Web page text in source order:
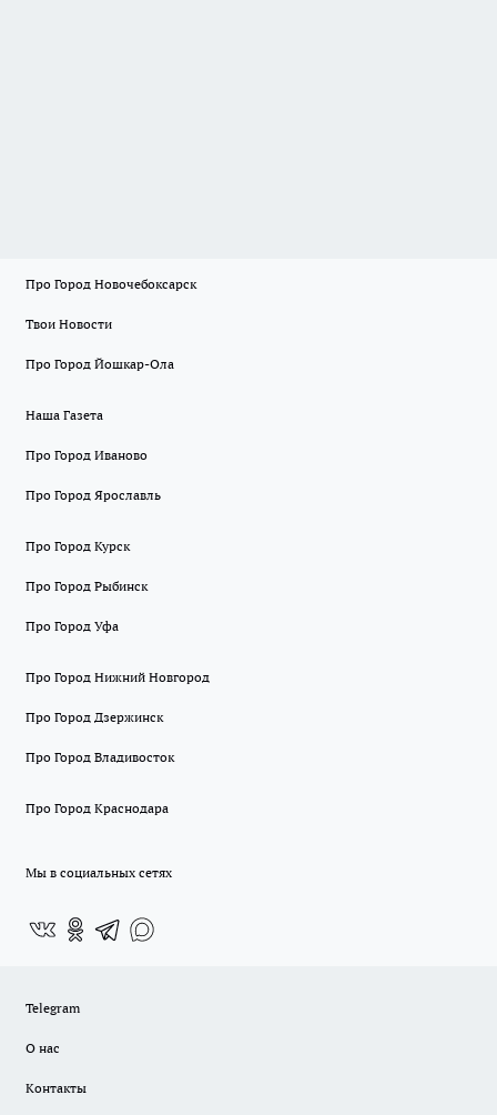
Про Город Новочебоксарск
Твои Новости
Про Город Йошкар-Ола
Наша Газета
Про Город Иваново
Про Город Ярославль
Про Город Курск
Про Город Рыбинск
Про Город Уфа
Про Город Нижний Новгород
Про Город Дзержинск
Про Город Владивосток
Про Город Краснодара
Мы в социальных сетях
Telegram
О нас
Контакты